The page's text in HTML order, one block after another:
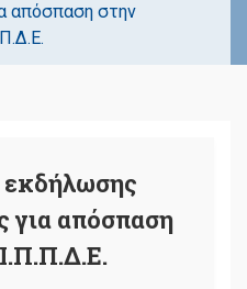
απόσπαση στην
για απόσπαση